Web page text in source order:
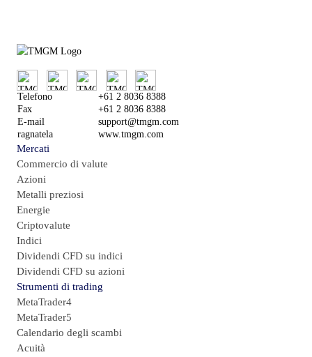
Telefono
+61 2 8036 8388
Fax
+61 2 8036 8388
E-mail
support@tmgm.com
ragnatela
www.tmgm.com
Mercati
Commercio di valute
Azioni
Metalli preziosi
Energie
Criptovalute
Indici
Dividendi CFD su indici
Dividendi CFD su azioni
Strumenti di trading
MetaTrader4
MetaTrader5
Calendario degli scambi
Acuità